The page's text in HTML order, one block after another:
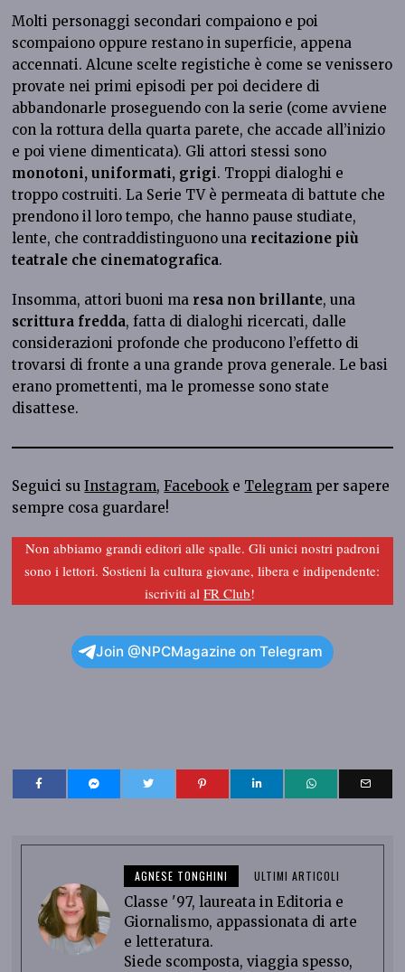
Molti personaggi secondari compaiono e poi
scompaiono oppure restano in superficie, appena
accennati. Alcune scelte registiche è come se venissero
provate nei primi episodi per poi decidere di
abbandonarle proseguendo con la serie (come avviene
con la rottura della quarta parete, che accade all’inizio
e poi viene dimenticata). Gli attori stessi sono
monotoni, uniformati, grigi. Troppi dialoghi e
troppo costruiti. La Serie TV è permeata di battute che
prendono il loro tempo, che hanno pause studiate,
lente, che contraddistinguono una recitazione più
teatrale che cinematografica.
Insomma, attori buoni ma resa non brillante, una
scrittura fredda, fatta di dialoghi ricercati, dalle
considerazioni profonde che producono l’effetto di
trovarsi di fronte a una grande prova generale. Le basi
erano promettenti, ma le promesse sono state
disattese.
Seguici suInstagram,Facebook e Telegram per sapere
sempre cosa guardare!
Non abbiamo grandi editori alle spalle. Gli unici nostri padroni
sono i lettori. Sostieni la cultura giovane, libera e indipendente:
iscriviti alFR Club!
Join @NPCMagazine on Telegram
AGNESE TONGHINI ULTIMI ARTICOLI
Classe '97, laureata in Editoria e
Giornalismo, appassionata di arte
e letteratura.
Siede scomposta, viaggia spesso,